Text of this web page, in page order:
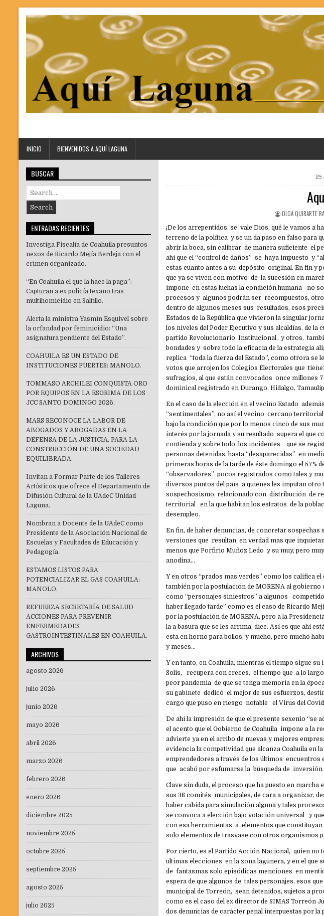
INICIO BIENVENIDOS A AQUÍ LAGUNA
OLGA QUIRARTE
¡De los arrepentidos, se vale Dios, qué le vamos a
terreno de la política y se un da paso en falso para
abrir la boca, sin calibrar de manera suficiente el
ahí que el “control de daños” se haya impuesto y
estas cuanto antes a su depósito original. En fin y
que ya se viven con motivo de la sucesión en
impone en estas luchas la condición humana –no
procesos y algunos podrán ser recompuestos,
dentro de algunos meses sus resultados, esos
Estados de la República que vivieron la singular
los niveles del Poder Ejecutivo y sus alcaldías, de
partido Revolucionario Institucional, y otros,
bondades y sobre todo la eficacia de la estrategia
replica “toda la fuerza del Estado”, como otrora
votos que arrojen los Colegios Electorales que
sufragios, al que están convocados once millones
dominical registrado en Durango, Hidalgo,
En el caso de la elección en el vecino Estado
“sentimentales”, no así el vecino cercano
bajo la condición que por lo menos cinco de sus
interés por la jornada y su resultado supera el que
contienda y sobre todo, los incidentes que se
personas detenidas, hasta “desaparecidas” en
primeras horas de la tarde de éste domingo el 57%
“observadores” pocos registrados como tales y
diversos puntos del país a quienes les imputan
sospechosismo, relacionado con distribución de
territorial en la que habitan los estratos de la
desempleo.
En fin, de haber denuncias, de concretar
versiones que resultan, en verdad mas que
menos que Porfirio Muñoz Ledo y su muy, pero
anodina…
Y en otros “prados mas verdes” como los califica
también por la postulación de MORENA al
como “personajes siniestros” a algunos
haber llegado tarde” como es el caso de Ricardo
por la postulación de MORENA, pero a la
la a basura que se les arrima, dice. Así es que ahí
esta en horno para bollos, y mucho, pero mucho
y meses…
Y en tanto, en Coahuila, mientras el tiempo sigue
Solis, recupera con creces, el tiempo que a lo
peor pandemia de que se tenga memoria en la
su gabinete dedicó el mejor de sus esfuerzos,
cargo que puso en riesgo notable el Virus del
De ahí la impresión de que el presente sexenio “se
el acento que el Gobierno de Coahuila impone a la
advierte ya en el arribo de nuevas y mejores
evidencia la competividad que alcanza Coahuila en
emprendedores a través de los últimos
que acabó por esfumarse la búsqueda de
Clave sin duda, el proceso que ha puesto en
sus 38 comités municipales, de cara a organizar,
haber cabida para simulación alguna y tales
se convoca a elección bajo votación universal y que
con esa herramientas a elementos que
solo elementos de trasvase con otros organismos
Por cierto, es el Partido Acción Nacional, quien no
ultimas elecciones en la zona lagunera, y en el
de fantasmas solo episódicas menciones en
espera de que algunos de tales personajes, esos
municipal de Torreón, sean detenidos, sujetos a
como es el caso del ex director de SIMAS Torreón
dos denuncias de carácter penal interpuestas por la
BUSCAR
Search
for:
ENTRADAS RECIENTES
Investiga Fiscalía de Coahuila presuntos
nexos de Ricardo Mejía Berdeja con el
crimen organizado.
“En Coahuila el que la hace la paga”:
Capturan a ex policía texano tras
multihomicidio en Saltillo.
Alerta la ministra Yasmín Esquivel sobre
la orfandad por feminicidio: “Una
asignatura pendiente del Estado”.
COAHUILA ES UN ESTADO DE
INSTITUCIONES FUERTES: MANOLO.
TOMMASO ARCHILEI CONQUISTA ORO
POR EQUIPOS EN LA ESGRIMA DE LOS
JCC SANTO DOMINGO 2026.
MARS RECONOCE LA LABOR DE
ABOGADOS Y ABOGADAS EN LA
DEFENSA DE LA JUSTICIA, PARA LA
CONSTRUCCIÓN DE UNA SOCIEDAD
EQUILIBRADA.
Invitan a Formar Parte de los Talleres
Artísticos que ofrece el Departamento de
Difusión Cultural de la UAdeC Unidad
Laguna.
Nombran a Docente de la UAdeC como
Presidente de la Asociación Nacional de
Escuelas y Facultades de Educación y
Pedagogía.
ESTAMOS LISTOS PARA
POTENCIALIZAR EL GAS COAHUILA:
MANOLO.
REFUERZA SECRETARÍA DE SALUD
ACCIONES PARA PREVENIR
ENFERMEDADES
GASTROINTESTINALES EN COAHUILA.
ARCHIVOS
agosto 2026
julio 2026
junio 2026
mayo 2026
abril 2026
marzo 2026
febrero 2026
enero 2026
diciembre 2025
noviembre 2025
octubre 2025
septiembre 2025
agosto 2025
julio 2025